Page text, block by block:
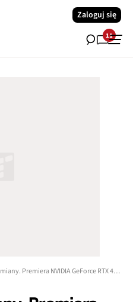
Zaloguj się
11
Szykują się zmiany. Premiera NVIDIA GeForce RTX 4000 ma być inna